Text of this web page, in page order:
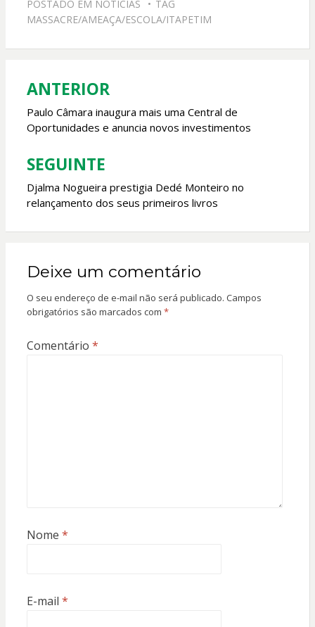
b
o
s
A
er
POSTADO EM NOTICIAS
TAG
MASSACRE/AMEAÇA/ESCOLA/ITAPETIM
Navegação
de
Post
ANTERIOR
Paulo Câmara inaugura mais uma Central de
Oportunidades e anuncia novos investimentos
SEGUINTE
Djalma Nogueira prestigia Dedé Monteiro no
relançamento dos seus primeiros livros
Deixe um comentário
O seu endereço de e-mail não será publicado. Campos
obrigatórios são marcados com *
Comentário *
Nome *
E-mail *